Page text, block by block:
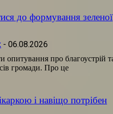
до формування зеленої
- 06.08.2026
опитування про благоустрій
Про це
і навіщо потрібен